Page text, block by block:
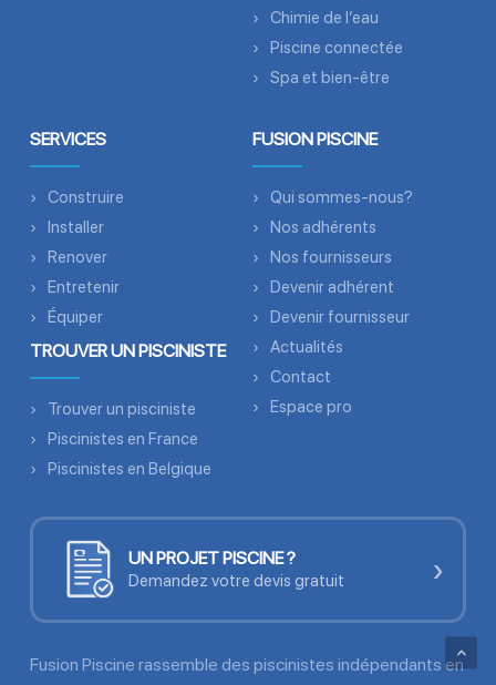
Chimie de l’eau
Piscine connectée
Spa et bien-être
SERVICES
Construire
Installer
Renover
Entretenir
Équiper
TROUVER UN PISCINISTE
Trouver un pisciniste
Piscinistes en France
Piscinistes en Belgique
FUSION PISCINE
Qui sommes-nous?
Nos adhérents
Nos fournisseurs
Devenir adhérent
Devenir fournisseur
Actualités
Contact
Espace pro
UN PROJET PISCINE ?
Demandez votre devis gratuit ›
Fusion Piscine rassemble des piscinistes indépendants en